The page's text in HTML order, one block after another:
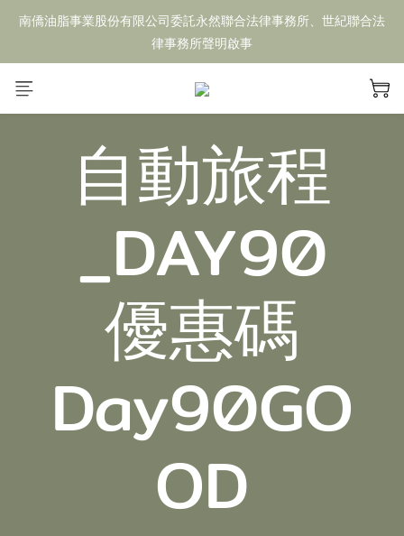
南僑油脂事業股份有限公司委託永然聯合法律事務所、世紀聯合法
律事務所聲明啟事
自動旅程
_DAY90
優惠碼
Day90GO
OD